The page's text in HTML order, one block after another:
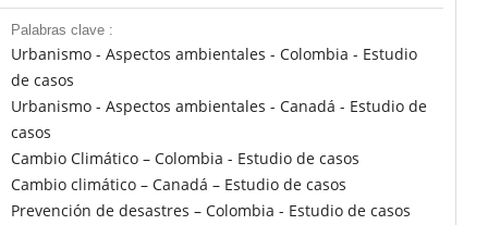
Palabras clave :
Urbanismo - Aspectos ambientales - Colombia - Estudio
de casos
Urbanismo - Aspectos ambientales - Canadá - Estudio de
casos
Cambio Climático – Colombia - Estudio de casos
Cambio climático – Canadá – Estudio de casos
Prevención de desastres – Colombia - Estudio de casos